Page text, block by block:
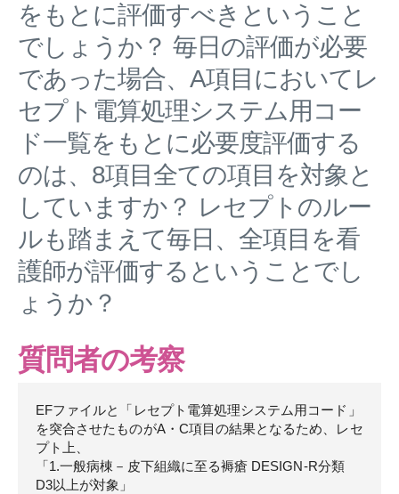
をもとに評価すべきということ
でしょうか？ 毎日の評価が必要
であった場合、A項目においてレ
セプト電算処理システム用コー
ド一覧をもとに必要度評価する
のは、8項目全ての項目を対象と
していますか？ レセプトのルー
ルも踏まえて毎日、全項目を看
護師が評価するということでし
ょうか？
質問者の考察
EFファイルと「レセプト電算処理システム用コード」
を突合させたものがA・C項目の結果となるため、レセ
プト上、
「1.一般病棟－皮下組織に至る褥瘡 DESIGN-R分類
D3以上が対象」